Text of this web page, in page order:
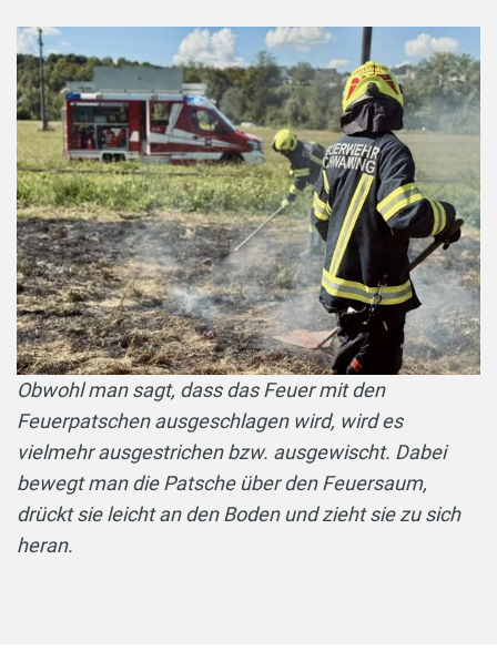
Obwohl man sagt, dass das Feuer mit den
Feuerpatschen ausgeschlagen wird, wird es
vielmehr ausgestrichen bzw. ausgewischt. Dabei
bewegt man die Patsche über den Feuersaum,
drückt sie leicht an den Boden und zieht sie zu sich
heran.